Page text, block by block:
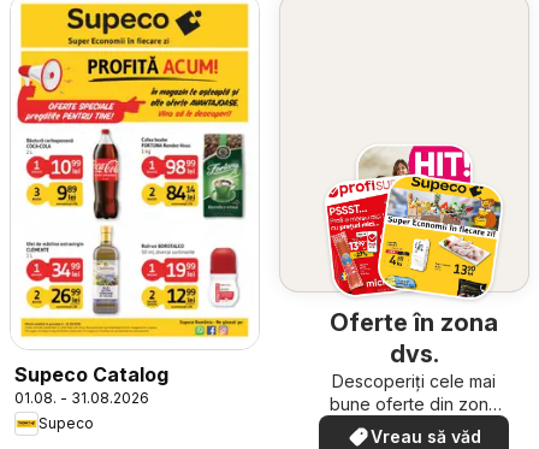
Supeco Catalog
01.08. - 31.08.2026
Supeco
Oferte în zona
dvs.
Descoperiți cele mai
bune oferte din zona
dumneavoastră
Vreau să văd